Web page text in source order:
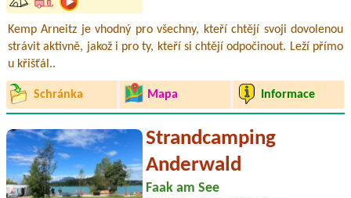
Kemp Arneitz je vhodný pro všechny, kteří chtějí svoji dovolenou
strávit aktivně, jakož i pro ty, kteří si chtějí odpočinout. Leží přímo
u křišťál..
Schránka Mapa Informace
Strandcamping
Anderwald
Faak am See